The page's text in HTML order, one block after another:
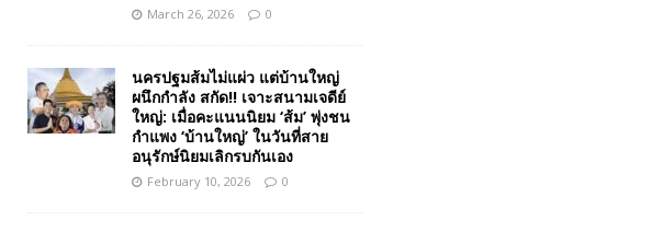
March 26, 2026 0
นครปฐมส้มไม่แผ่ว แต่บ้านใหญ่
ผนึกกำลัง สกัด!! เจาะสนามเจดีย์
ใหญ่: เมื่อคะแนนนิยม ‘ส้ม’ พุ่งชน
กำแพง ‘บ้านใหญ่’ ในวันที่สาย
อนุรักษ์นิยมเลิกรบกันเอง
February 10, 2026 0